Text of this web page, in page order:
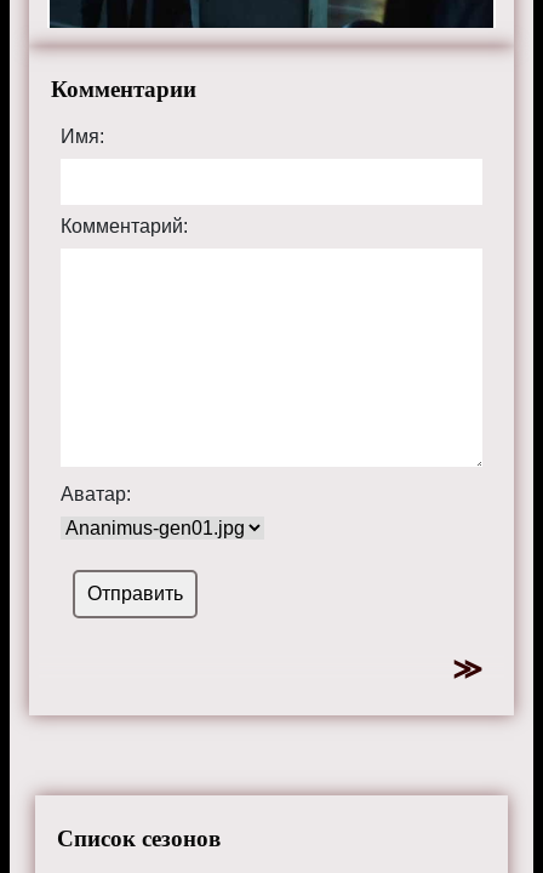
Комментарии
Имя:
Комментарий:
Аватар:
Список сезонов